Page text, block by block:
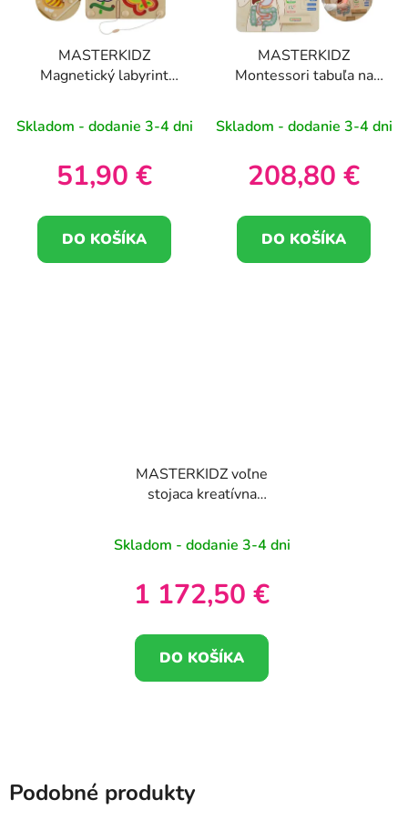
MASTERKIDZ
Magnetický labyrint
Skladom - dodanie 3-4 dni
51,90 €
DO KOŠÍKA
MASTERKIDZ
Montessori tabuľa na
Skladom - dodanie 3-4 dni
208,80 €
DO KOŠÍKA
MASTERKIDZ voľne
stojaca kreatívna
125 x 86 + sada
príslušenstva
Skladom - dodanie 3-4 dni
1 172,50 €
DO KOŠÍKA
Podobné produkty